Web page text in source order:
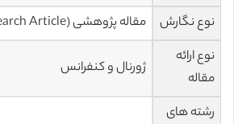
نوع نگارش
مقاله پژوهشی (Research Article)
نوع ارائه
مقاله
ژورنال و کنفرانس
رشته های